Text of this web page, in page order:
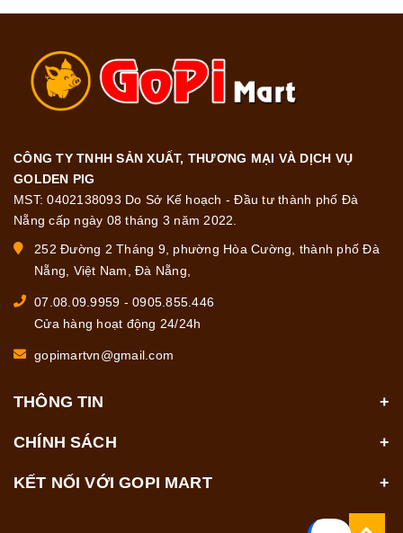
CÔNG TY TNHH SẢN XUẤT, THƯƠNG MẠI VÀ DỊCH VỤ
GOLDEN PIG
MST: 0402138093 Do Sở Kế hoạch - Đầu tư thành phố Đà
Nẵng cấp ngày 08 tháng 3 năm 2022.
252 Đường 2 Tháng 9, phường Hòa Cường, thành phố Đà
Nẵng, Việt Nam, Đà Nẵng,
07.08.09.9959 - 0905.855.446
Cửa hàng hoạt động 24/24h
gopimartvn@gmail.com
THÔNG TIN
CHÍNH SÁCH
KẾT NỐI VỚI GOPI MART